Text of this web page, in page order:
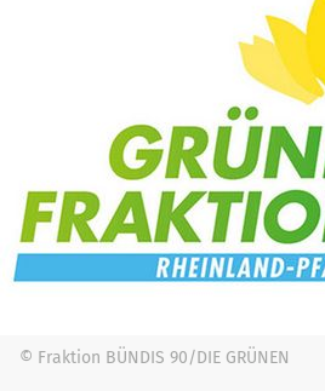
© Fraktion BÜNDIS 90/DIE GRÜNEN